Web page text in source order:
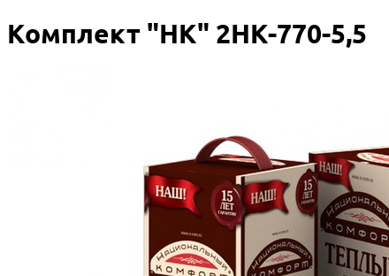
Комплект "НК" 2НК-770-5,5